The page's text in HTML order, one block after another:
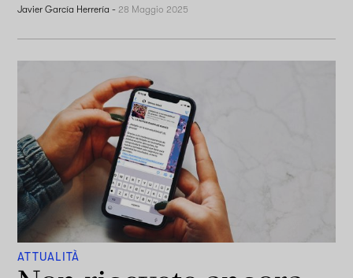
Javier García Herrería -28 Maggio 2025
ATTUALITÀ